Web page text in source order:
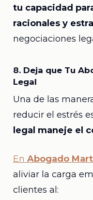
tu capacidad
racionales y
negociaciones
8. Deja que Tu
Legal
Una de las
reducir el estrés
legal maneje el
En Abogado
aliviar la carga
clientes al: